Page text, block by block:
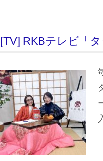
[TV] RKBテレビ「